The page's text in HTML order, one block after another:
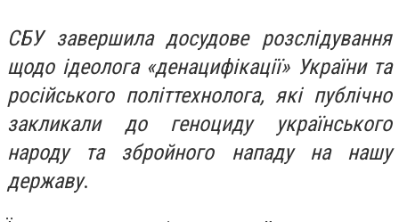
СБУ завершила досудове розслідування
щодо ідеолога «денацифікації» України та
російського політтехнолога, які публічно
закликали до геноциду українського
народу та збройного нападу на нашу
державу.